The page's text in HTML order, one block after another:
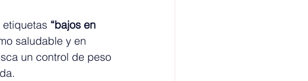
“bajos en
saludable y en
un control de peso